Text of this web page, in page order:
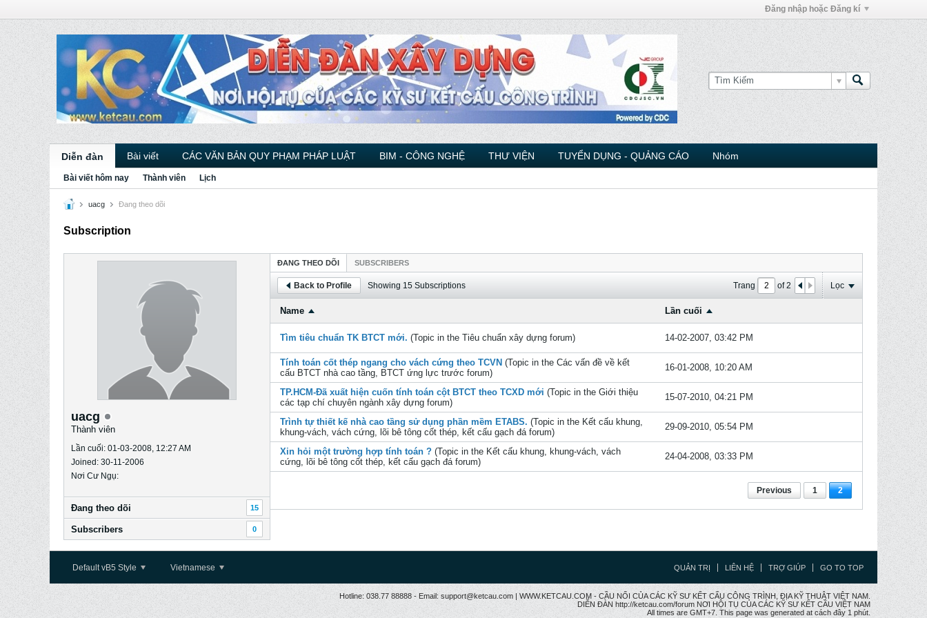
Đăng nhập hoặc Đăng kí
Diễn đàn Bài viết CÁC VĂN BẢN QUY PHẠM PHÁP LUẬT BIM - CÔNG NGHỆ THƯ VIỆN TUYỂN DỤNG - QUẢNG CÁO Nhóm
Bài viết hôm nay Thành viên Lịch
uacg Ðang theo dõi
Subscription
uacg
Thành viên
Lần cuối: 01-03-2008, 12:27 AM
Joined: 30-11-2006
Nơi Cư Ngụ:
Ðang theo dõi 15
Subscribers 0
ÐANG THEO DÕI SUBSCRIBERS
Back to Profile Showing 15 Subscriptions Trang of2 Lọc
Name Lần cuối
Tìm tiêu chuẩn TK BTCT mới. (Topic in the Tiêu chuẩn xây dựng forum) 14-02-2007, 03:42 PM
Tính toán cốt thép ngang cho vách cứng theo TCVN (Topic in the Các vấn đề về kết
cấu BTCT nhà cao tầng, BTCT ứng lực trước forum)
16-01-2008, 10:20 AM
TP.HCM-Đã xuất hiện cuốn tính toán cột BTCT theo TCXD mới (Topic in the Giới thiệu
các tạp chí chuyên ngành xây dựng forum)
15-07-2010, 04:21 PM
Trình tự thiết kế nhà cao tầng sử dụng phần mềm ETABS. (Topic in the Kết cấu khung,
khung-vách, vách cứng, lõi bê tông cốt thép, kết cấu gạch đáforum)
29-09-2010, 05:54 PM
Xin hỏi một trường hợp tính toán ? (Topic in the Kết cấu khung, khung-vách, vách
cứng, lõi bê tông cốt thép, kết cấu gạch đáforum)
24-04-2008, 03:33 PM
Previous 1 2
Default vB5 Style Vietnamese QUẢN TRỊ LIÊN HỆ TRỢ GIÚP GO TO TOP
Hotline: 038.77 88888 - Email: support@ketcau.com | WWW.KETCAU.COM - CẦU NỐI CỦA CÁC KỸ SƯ KẾT CẤU CÔNG TRÌNH, ĐỊA KỸ THUẬT VIỆT NAM.
DIỄN ĐÀN http://ketcau.com/forum NƠI HỘI TỤ CỦA CÁC KỸ SƯ KẾT CÂU VIỆT NAM
All times are GMT+7. This page was generated at cách đây 1 phút.